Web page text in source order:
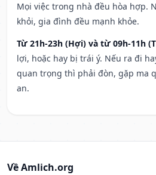
Mọi việc trong nhà đều hòa hợp.
khỏi, gia đình đều mạnh khỏe.
Từ 21h-23h (Hợi) và từ 09h-11h
lợi, hoặc hay bị trái ý. Nếu ra đi
quan trọng thì phải đòn, gặp ma
an.
Về Amlich.org